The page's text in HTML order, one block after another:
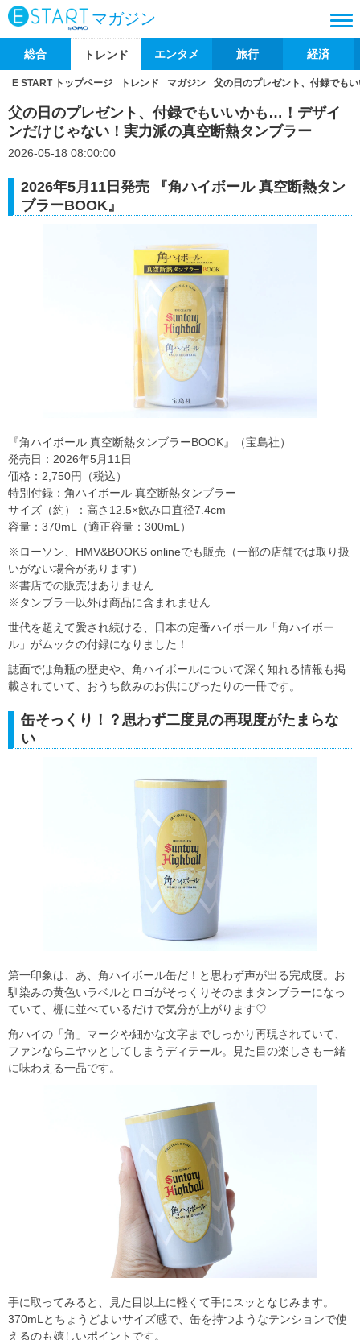
マガジン
総合 トレンド エンタメ 旅行 経済
E START トップページ トレンド マガジン 父の日のプレゼント、付録でも
父の日のプレゼント、付録でもいいかも…！デザイ
ンだけじゃない！実力派の真空断熱タンブラー
2026-05-18 08:00:00
2026年5月11日発売 『角ハイボール 真空断熱タン
ブラーBOOK』
『角ハイボール 真空断熱タンブラーBOOK』（宝島社）
発売日：2026年5月11日
価格：2,750円（税込）
特別付録：角ハイボール 真空断熱タンブラー
サイズ（約）：高さ12.5×飲み口直径7.4cm
容量：370mL（適正容量：300mL）
※ローソン、HMV&BOOKS onlineでも販売（一部の店舗では取り扱
いがない場合があります）
※書店での販売はありません
※タンブラー以外は商品に含まれません
世代を超えて愛され続ける、日本の定番ハイボール「角ハイボー
ル」がムックの付録になりました！
誌面では角瓶の歴史や、角ハイボールについて深く知れる情報も掲
載されていて、おうち飲みのお供にぴったりの一冊です。
缶そっくり！？思わず二度見の再現度がたまらな
い
第一印象は、あ、角ハイボール缶だ！と思わず声が出る完成度。お
馴染みの黄色いラベルとロゴがそっくりそのままタンブラーになっ
ていて、棚に並べているだけで気分が上がります♡
角ハイの「角」マークや細かな文字までしっかり再現されていて、
ファンならニヤッとしてしまうディテール。見た目の楽しさも一緒
に味わえる一品です。
手に取ってみると、見た目以上に軽くて手にスッとなじみます。
370mLとちょうどよいサイズ感で、缶を持つようなテンションで使
えるのも嬉しいポイントです。